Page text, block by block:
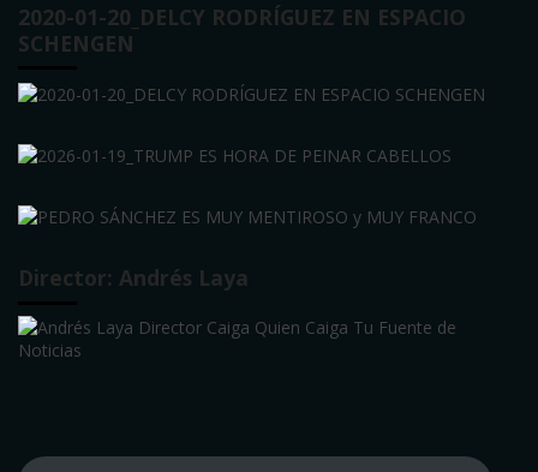
2020-01-20_DELCY RODRÍGUEZ EN ESPACIO
SCHENGEN
Director: Andrés Laya